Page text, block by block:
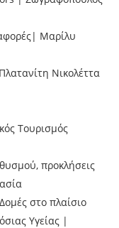
Μαρίλυ
Νικολέττα
Τουρισμός
προκλήσεις
στο πλαίσιο
Υγείας |